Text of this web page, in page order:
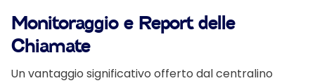
Monitoraggio e Report delle
Chiamate
Un vantaggio significativo offerto dal centralino